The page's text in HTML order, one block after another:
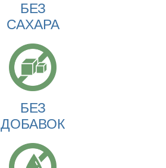
БЕЗ
САХАРА
БЕЗ
ДОБАВОК